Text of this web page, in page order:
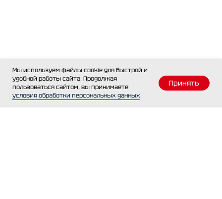
Мы используем файлы cookie для быстрой и
удобной работы сайта. Продолжая
пользоваться сайтом, вы принимаете
условия обработки персональных данных.
Принять